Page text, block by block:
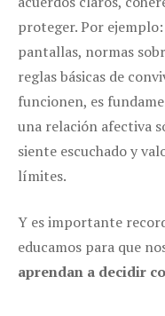
proteger. Por
pantallas, normas
reglas básicas de
funcionen, es
una relación afectiva
siente escuchado y
límites.
Y es importante
educamos para que
aprendan a decidir